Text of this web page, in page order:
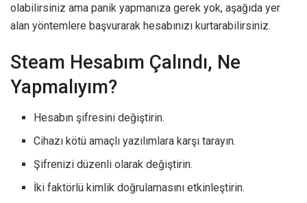
olabilirsiniz ama panik yapmanıza gerek yok, aşağıda yer
alan yöntemlere başvurarak hesabınızı kurtarabilirsiniz.
Steam Hesabım Çalındı, Ne
Yapmalıyım?
Hesabın şifresini değiştirin.
Cihazı kötü amaçlı yazılımlara karşı tarayın.
Şifrenizi düzenli olarak değiştirin.
İki faktörlü kimlik doğrulamasını etkinleştirin.